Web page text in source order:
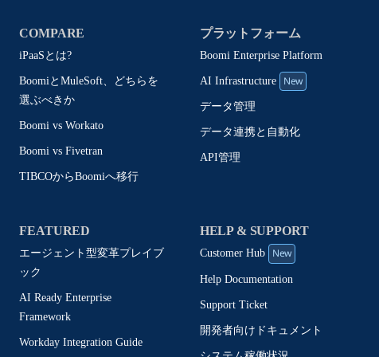
COMPARE
iPaaSとは?
BoomiとMuleSoft、どちらを
選ぶべきか
Boomi vs Workato
Boomi vs Fivetran
TIBCOからBoomiへ移行
プラットフォーム
Boomi Enterprise Platform
AI Infrastructure New
データ管理
データ連携と自動化
API管理
FEATURED
エージェント型変革プレイブ
ック
AI Ready Enterprise
Framework
Workday Integration Guide
HELP & SUPPORT
Customer Hub New
Help Documentation
Support Ticket
開発者向けドキュメント